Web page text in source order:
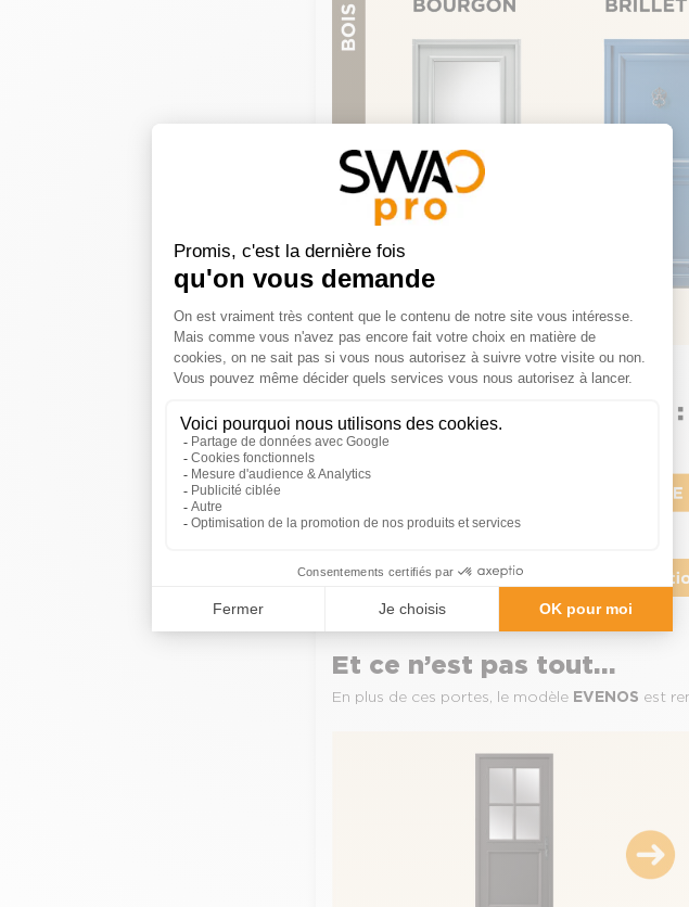
Et ce n’est pas tout…
En plus de ces portes, le modèle EVENOS est